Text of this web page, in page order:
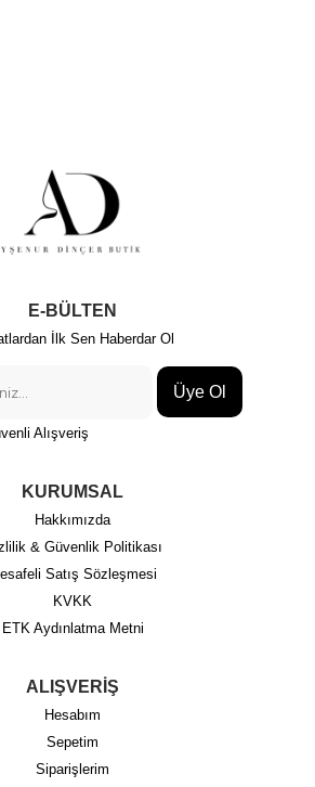
E-BÜLTEN
İlk Sen Haberdar Ol
Üye Ol
Alışveriş
KURUMSAL
Hakkımızda
& Güvenlik Politikası
Satış Sözleşmesi
KVKK
ETK Aydınlatma Metni
ALIŞVERİŞ
Hesabım
Sepetim
Siparişlerim